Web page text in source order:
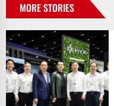
MORE STORIES